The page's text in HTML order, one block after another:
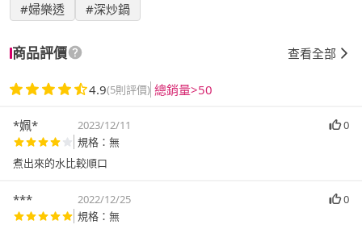
#婦樂透 #深炒鍋
商品評價 查看全部
4.9(5則評價) 總銷量>50
*姵* 2023/12/11
0
規格：無
煮出來的水比較順口
*** 2022/12/25
0
規格：無